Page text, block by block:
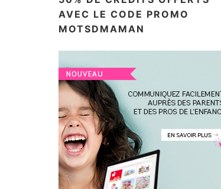
AVEC LE CODE PROMO
MOTSDMAMAN